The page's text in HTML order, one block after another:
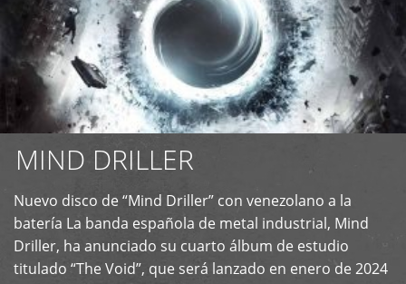
MIND DRILLER
Nuevo disco de “Mind Driller” con venezolano a la
batería La banda española de metal industrial, Mind
Driller, ha anunciado su cuarto álbum de estudio
titulado “The Void”, que será lanzado en enero de 2024